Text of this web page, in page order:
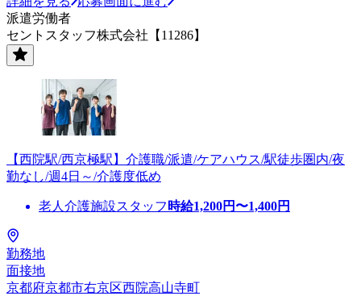
派遣労働者
セントスタッフ株式会社【11286】
【西院駅/西京極駅】介護職/派遣/ケアハウス/駅徒歩圏内/夜
勤なし/週4日～/介護度低め
老人介護施設スタッフ 時給1,200円〜1,400円
勤務地
面接地
京都府京都市右京区西院高山寺町